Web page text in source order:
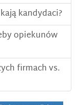
kandydaci?
opiekunów
firmach vs.